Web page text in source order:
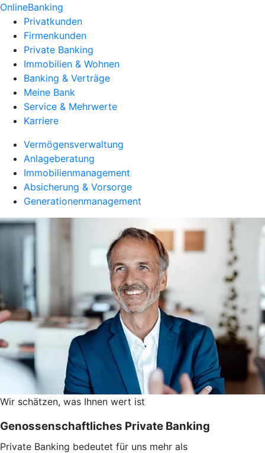
OnlineBanking
Privatkunden
Firmenkunden
Private Banking
Immobilien & Wohnen
Banking & Verträge
Meine Bank
Service & Mehrwerte
Karriere
Vermögensverwaltung
Anlageberatung
Immobilienmanagement
Absicherung & Vorsorge
Generationenmanagement
Wir schätzen, was Ihnen wert ist
Genossenschaftliches Private Banking
Private Banking bedeutet für uns mehr als